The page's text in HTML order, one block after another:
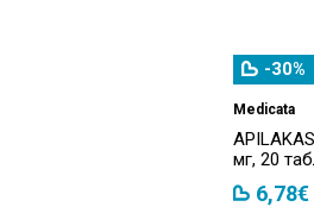
-30%
Medicata
мг, 20
6,78€